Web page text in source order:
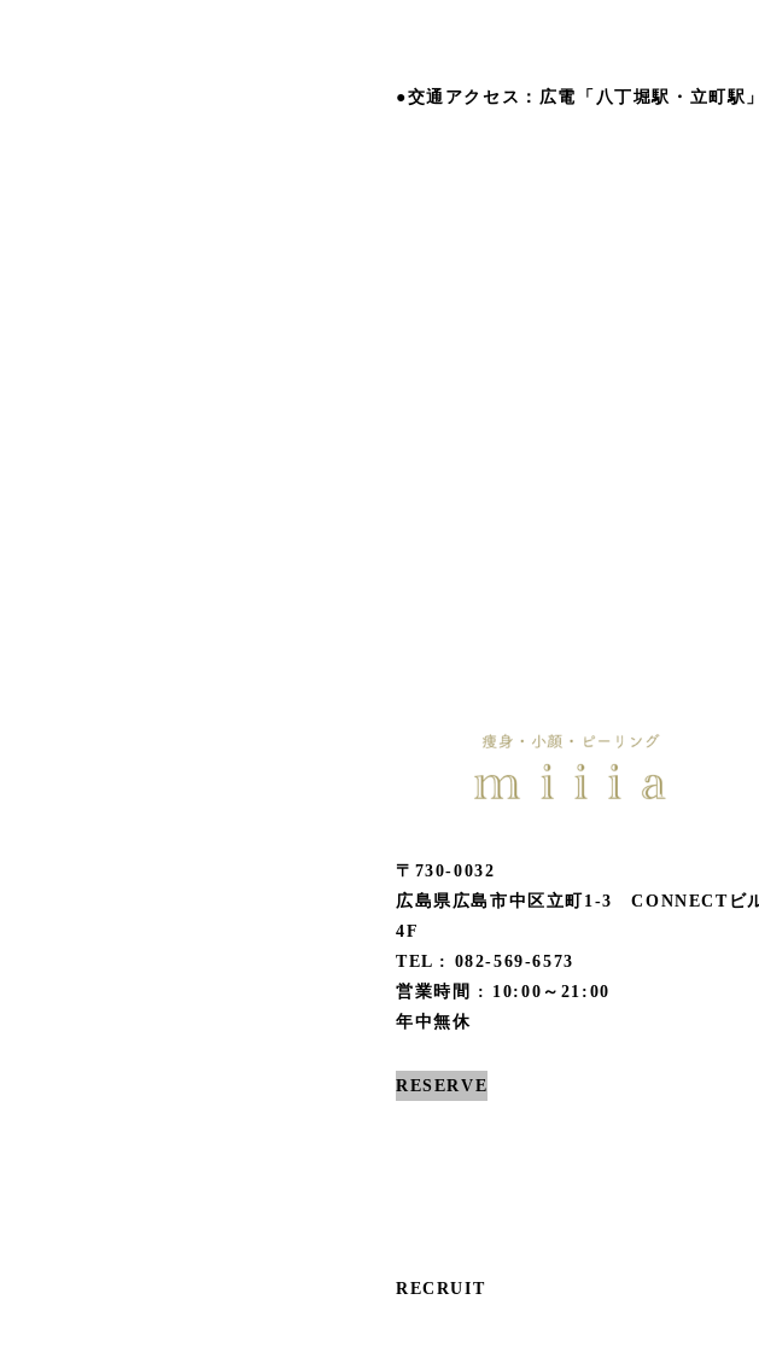
●交通アクセス：広電「八丁堀駅・立町駅
〒730-0032
広島県広島市中区立町1-3 CONNECTビ
4F
TEL : 082-569-6573
営業時間 : 10:00～21:00
年中無休
RESERVE
RECRUIT